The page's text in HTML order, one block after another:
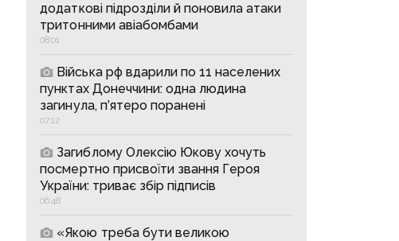
додаткові підрозділи й поновила атаки
тритонними авіабомбами
08:01
Війська рф вдарили по 11 населених
пунктах Донеччини: одна людина
загинула, п’ятеро поранені
07:12
Загиблому Олексію Юкову хочуть
посмертно присвоїти звання Героя
України: триває збір підписів
06:48
«Якою треба бути великою